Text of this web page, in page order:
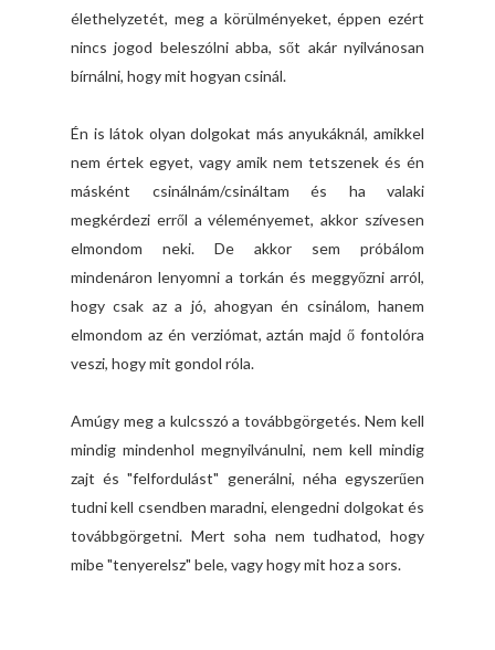
élethelyzetét, meg a körülményeket, éppen ezért
nincs jogod beleszólni abba, sőt akár nyilvánosan
bírnálni, hogy mit hogyan csinál.
Én is látok olyan dolgokat más anyukáknál, amikkel
nem értek egyet, vagy amik nem tetszenek és én
másként csinálnám/csináltam és ha valaki
megkérdezi erről a véleményemet, akkor szívesen
elmondom neki. De akkor sem próbálom
mindenáron lenyomni a torkán és meggyőzni arról,
hogy csak az a jó, ahogyan én csinálom, hanem
elmondom az én verziómat, aztán majd ő fontolóra
veszi, hogy mit gondol róla.
Amúgy meg a kulcsszó a továbbgörgetés. Nem kell
mindig mindenhol megnyilvánulni, nem kell mindig
zajt és "felfordulást" generálni, néha egyszerűen
tudni kell csendben maradni, elengedni dolgokat és
továbbgörgetni. Mert soha nem tudhatod, hogy
mibe "tenyerelsz" bele, vagy hogy mit hoz a sors.